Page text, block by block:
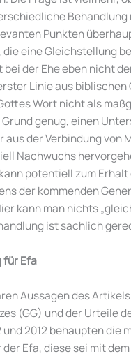
Punkten
die eine Gleichstellung
der Ehe eben nicht
Linie aus biblischen
Wort nicht als
genug, einen
aus der Verbindung von
Nachwuchs
potentiell zum Erhalt
der kommenden
kann man nichts
ist sachlich
für Efa
Aussagen des
(GG) und der Urteile
und 2012 behaupten die
Efa, diese sei mit dem